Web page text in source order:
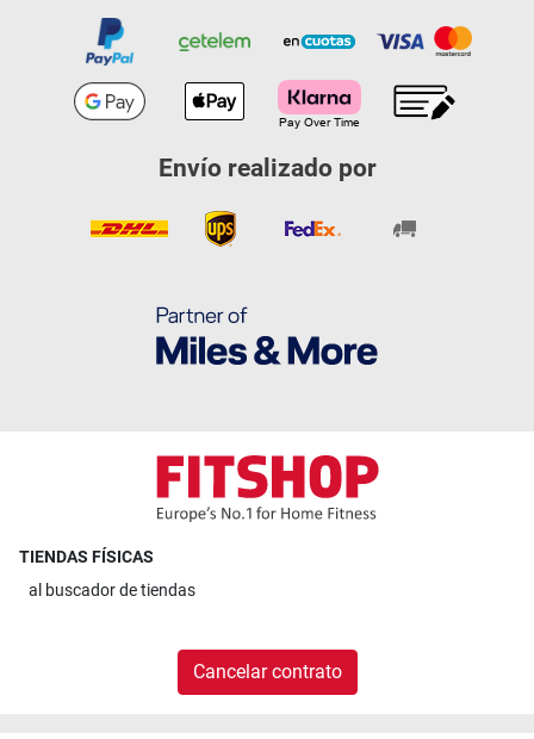
Envío realizado por
TIENDAS FÍSICAS
al buscador de tiendas
Cancelar contrato